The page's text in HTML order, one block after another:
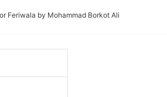
| Alor Feriwala by Mohammad Borkot Ali